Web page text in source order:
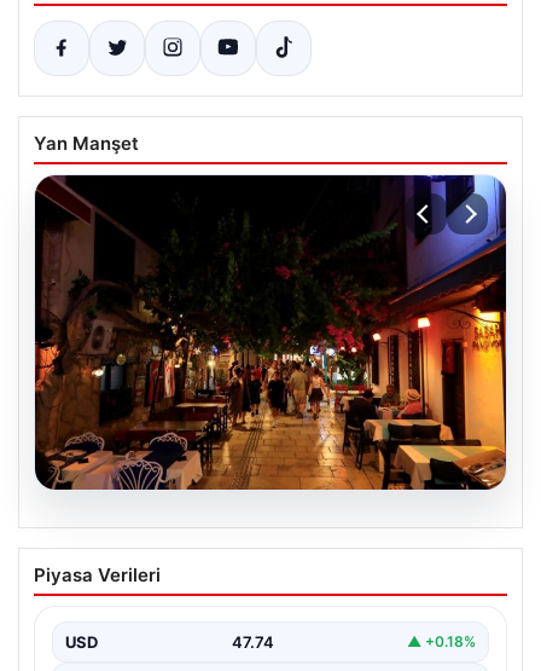
Yan Manşet
Normalde 500 kişi yaşıyor, yaz
aylarında nüfus 100 katına çıkıyor
Piyasa Verileri
USD 47.74 ▲ +0.18%